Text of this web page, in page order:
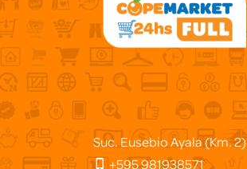
Suc. Eusebio Ayala (Km. 2)
+595 981938571